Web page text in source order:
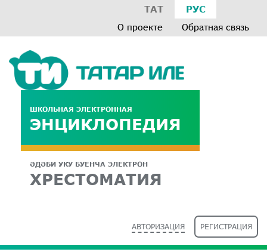
ТАТ РУС
О проекте Обратная связь
ШКОЛЬНАЯ ЭЛЕКТРОННАЯ
ЭНЦИКЛОПЕДИЯ
ӘДӘБИ УКУ БУЕНЧА ЭЛЕКТРОН
ХРЕСТОМАТИЯ
АВТОРИЗАЦИЯ РЕГИСТРАЦИЯ